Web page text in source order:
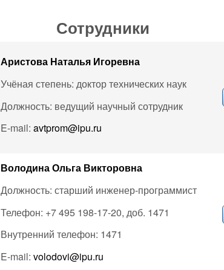
Сотрудники
Аристова Наталья Игоревна
Учёная степень: доктор технических наук
Должность: ведущий научный сотрудник
E-mail:avtprom@ipu.ru
Володина Ольга Викторовна
Должность: старший инженер-программист
Телефон: +7 495 198-17-20, доб. 1471
Внутренний телефон: 1471
E-mail:volodovi@ipu.ru